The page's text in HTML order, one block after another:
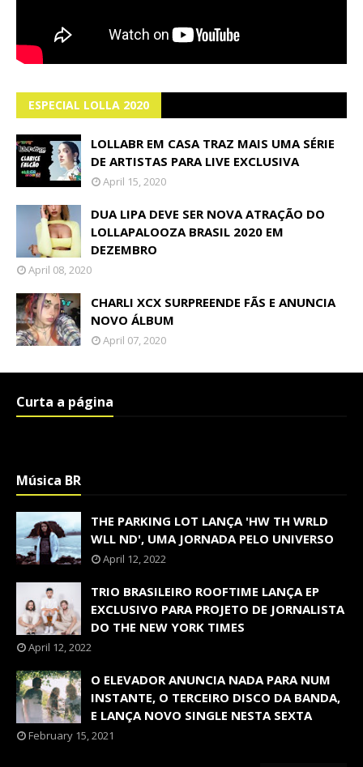
ESPECIAL LOLLA 2020
LOLLABR EM CASA TRAZ MAIS UMA SÉRIE
DE ARTISTAS PARA LIVE EXCLUSIVA
April 15, 2020
DUA LIPA DEVE SER NOVA ATRAÇÃO DO
LOLLAPALOOZA BRASIL 2020 EM
DEZEMBRO
April 08, 2020
CHARLI XCX SURPREENDE FÃS E ANUNCIA
NOVO ÁLBUM
April 07, 2020
Curta a página
Música BR
THE PARKING LOT LANÇA 'HW TH WRLD
WLL ND', UMA JORNADA PELO UNIVERSO
April 12, 2022
TRIO BRASILEIRO ROOFTIME LANÇA EP
EXCLUSIVO PARA PROJETO DE JORNALISTA
DO THE NEW YORK TIMES
April 12, 2022
O ELEVADOR ANUNCIA NADA PARA NUM
INSTANTE, O TERCEIRO DISCO DA BANDA,
E LANÇA NOVO SINGLE NESTA SEXTA
February 15, 2021